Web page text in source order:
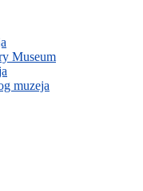
Museum
muzeja